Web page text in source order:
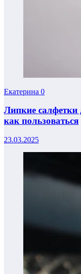
Екатерина 0
Липкие
как пользоваться
23.03.2025